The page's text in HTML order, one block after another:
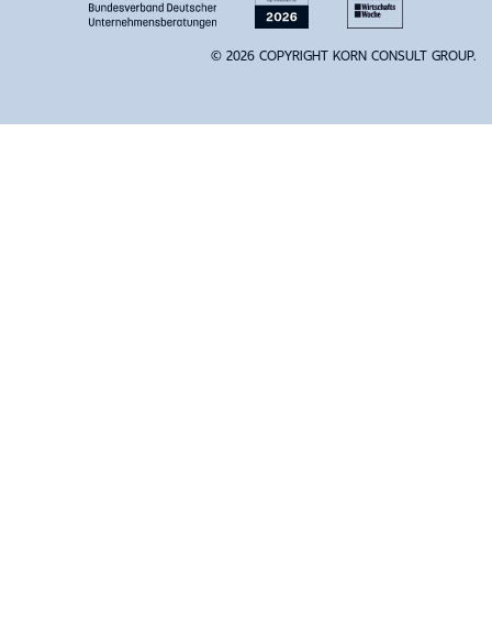
© 2026 COPYRIGHT KORN CONSULT GROUP.